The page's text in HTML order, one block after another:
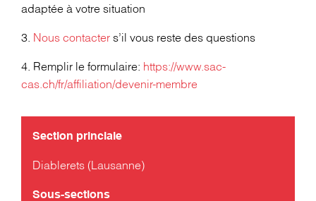
adaptée à votre situation
3. Nous contacter s’il vous reste des questions
4. Remplir le formulaire: https://www.sac-
cas.ch/fr/affiliation/devenir-membre
Section princiale
Diablerets (Lausanne)
Sous-sections